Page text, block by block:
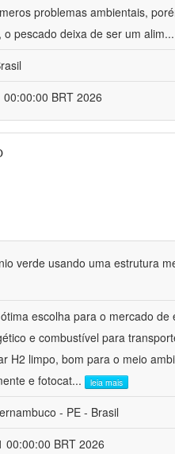
problemas ambientais,
pescado deixa de ser um alim...
BRT 2026
verde usando uma estrutura
escolha para o mercado de
e combustível para
H2 limpo, bom para o meio
e fotocat... leia mais
- PE - Brasil
00:00:00 BRT 2026